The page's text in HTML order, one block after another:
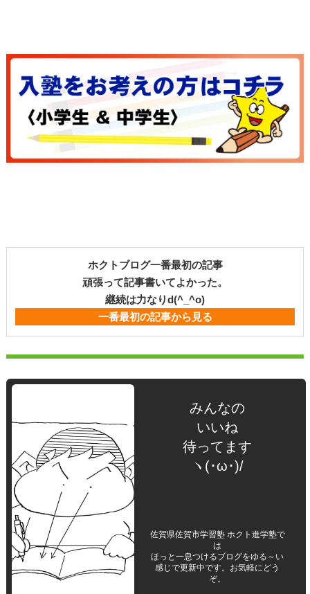
ホクトブログ一番最初の記事
頑張って記事書いてよかった。
継続は力なりd(^_^o)
一番最初の記事から見る
みんなの
いいね
待ってます
ヽ(･ω･)/
佐賀県佐賀市学習塾 ホクト進学塾で
は
ほっと一息つけるブログをゆる～い
感じで更新中です。お気軽にどう
ぞ。